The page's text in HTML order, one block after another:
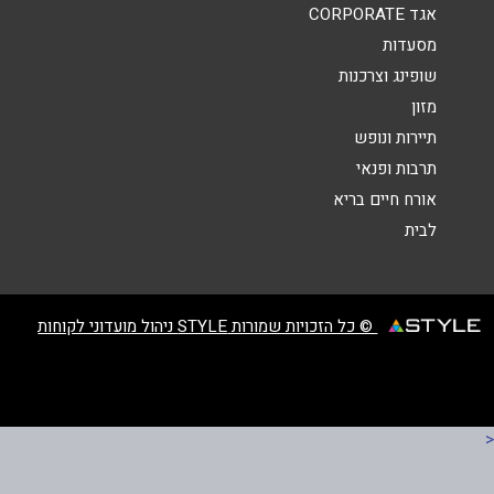
אגד CORPORATE
מסעדות
שופינג וצרכנות
מזון
תיירות ונופש
תרבות ופנאי
אורח חיים בריא
לבית
© כל הזכויות שמורות STYLE ניהול מועדוני לקוחות
<